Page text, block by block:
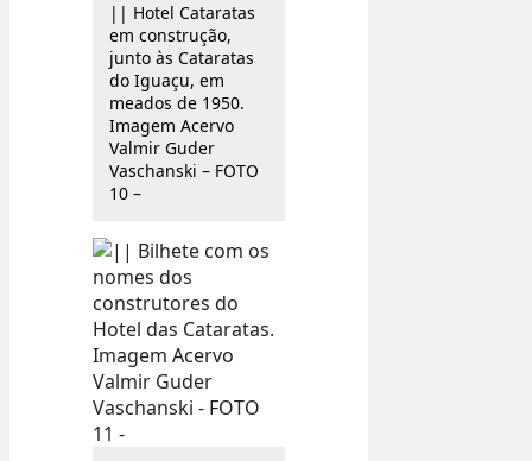
|| Hotel Cataratas
em construção,
junto às Cataratas
do Iguaçu, em
meados de 1950.
Imagem Acervo
Valmir Guder
Vaschanski – FOTO
10 –